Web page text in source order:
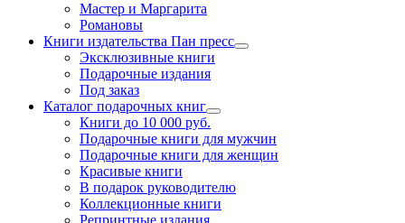
Мастер и Маргарита
Романовы
Книги издательства Пан пресс
Эксклюзивные книги
Подарочные издания
Под заказ
Каталог подарочных книг
Книги до 10 000 руб.
Подарочные книги для мужчин
Подарочные книги для женщин
Красивые книги
В подарок руководителю
Коллекционные книги
Репринтные издания